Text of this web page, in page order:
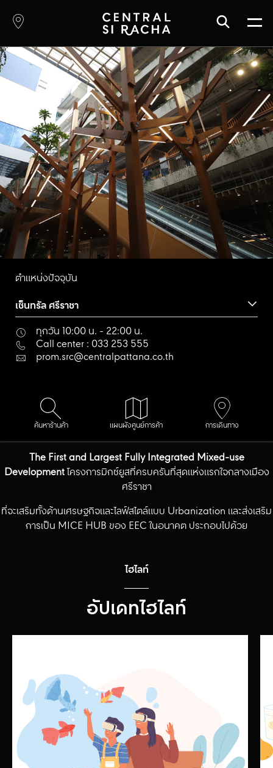
ตำแหน่งปัจจุบัน
เซ็นทรัล ศรีราชา
ทุกวัน 10:00 น. - 22:00 น.
Call center : 033 253 555
prom.src@centralpattana.co.th
ค้นหาร้านค้า แผนผังศูนย์การค้า การเดินทาง
The First and Largest Fully Integrated Mixed-use
Developmentโครงการมิกซ์ยูสที่ครบครันที่สุดแห่งแรกใจกลางเมือง
ศรีราชา
ที่จะเสริมทั้งด้านเศรษฐกิจและไลฟ์สไตล์แบบ Urbanization และส่งเสริม
การเป็น MICE HUB ของ EEC ในอนาคต ประกอบไปด้วย
ไฮไลท์
อัปเดทไฮไลท์